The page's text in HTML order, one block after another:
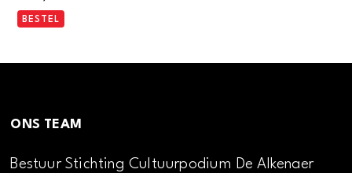
BESTEL
ONS TEAM
Bestuur Stichting Cultuurpodium De Alkenaer